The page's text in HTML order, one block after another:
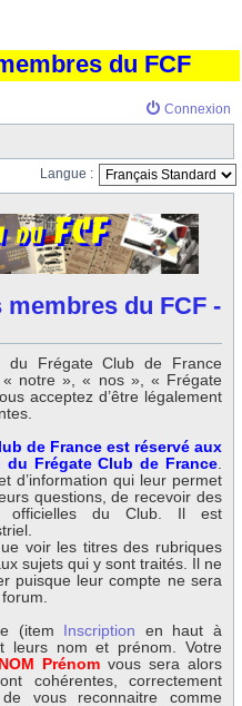
du FCF
Connexion
Langue :
du FCF -
du Frégate Club de France
notre », « nos », « Frégate
acceptez d’être légalement
de France est réservé aux
Frégate Club de France
d’information qui leur permet
questions, de recevoir des
officielles du Club. Il est
voir les titres des rubriques
sujets qui y sont traités. Il ne
puisque leur compte ne sera
(item Inscription en haut à
leurs nom et prénom. Votre
NOM Prénomvous sera alors
cohérentes, correctement
vous reconnaitre comme